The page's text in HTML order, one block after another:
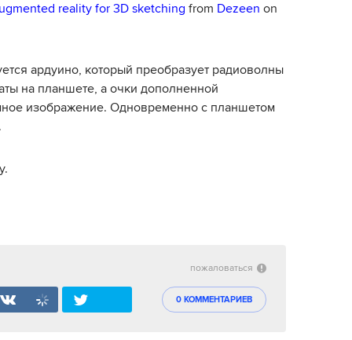
reality for 3D sketching from Dezeen on
ардуино, который преобразует радиоволны
на планшете, а очки дополненной
изображение. Одновременно с планшетом
0 КОММЕНТАРИЕВ
пожаловаться